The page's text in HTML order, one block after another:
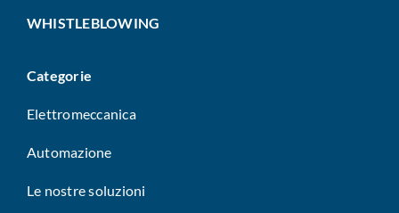
WHISTLEBLOWING
Categorie
Elettromeccanica
Automazione
Le nostre soluzioni